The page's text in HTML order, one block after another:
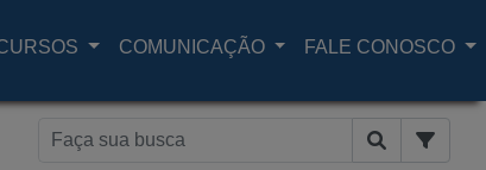
COMUNICAÇÃO FALE CONOSCO